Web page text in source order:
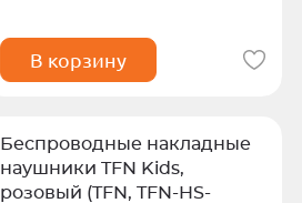
В корзину
Беспроводные накладные
наушники TFN Kids,
розовый (TFN, TFN-HS-